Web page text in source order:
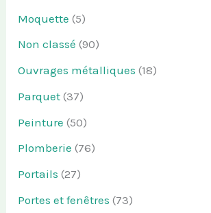
Moquette (5)
Non classé (90)
Ouvrages métalliques (18)
Parquet (37)
Peinture (50)
Plomberie (76)
Portails (27)
Portes et fenêtres (73)